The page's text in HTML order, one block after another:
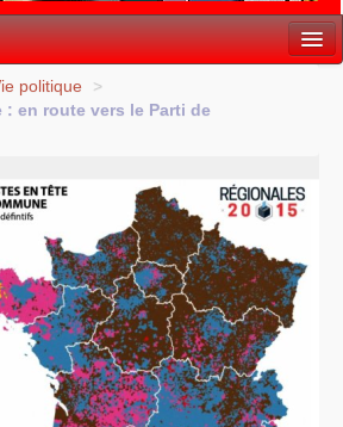
politique
>
: en route vers le Parti de